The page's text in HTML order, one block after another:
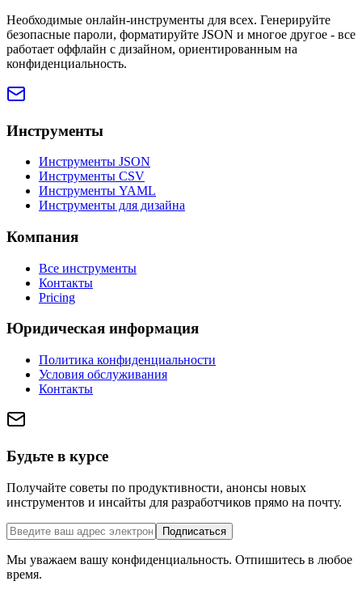
Необходимые онлайн-инструменты для всех. Генерируйте
безопасные пароли, форматируйте JSON и многое другое - все
работает оффлайн с дизайном, ориентированным на
конфиденциальность.
Инструменты
Инструменты JSON
Инструменты CSV
Инструменты YAML
Инструменты для дизайна
Компания
Все инструменты
Контакты
Pricing
Юридическая информация
Политика конфиденциальности
Условия обслуживания
Контакты
Будьте в курсе
Получайте советы по продуктивности, анонсы новых
инструментов и инсайты для разработчиков прямо на почту.
Подписаться
Мы уважаем вашу конфиденциальность. Отпишитесь в любое
время.